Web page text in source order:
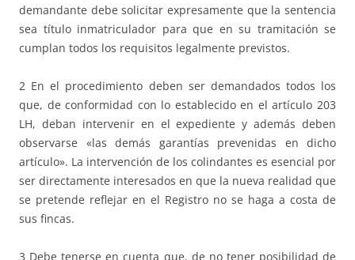
demandante debe solicitar expresamente que la sentencia
sea título inmatriculador para que en su tramitación se
cumplan todos los requisitos legalmente previstos.
2 En el procedimiento deben ser demandados todos los
que, de conformidad con lo establecido en el artículo 203
LH, deban intervenir en el expediente y además deben
observarse «las demás garantías prevenidas en dicho
artículo». La intervención de los colindantes es esencial por
ser directamente interesados en que la nueva realidad que
se pretende reflejar en el Registro no se haga a costa de
sus fincas.
3 Debe tenerse en cuenta que, de no tener posibilidad de